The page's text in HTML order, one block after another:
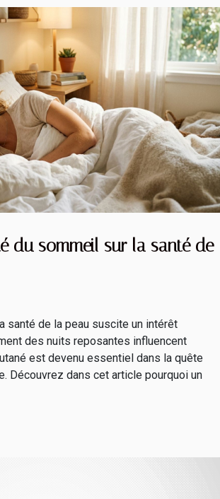
du sommeil sur la santé de
santé de la peau suscite un intérêt
des nuits reposantes influencent
est devenu essentiel dans la quête
Découvrez dans cet article pourquoi un